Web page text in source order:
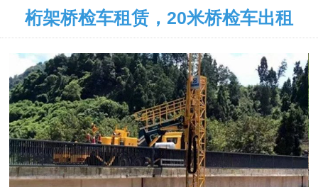
桁架桥检车租赁，20米桥检车出租